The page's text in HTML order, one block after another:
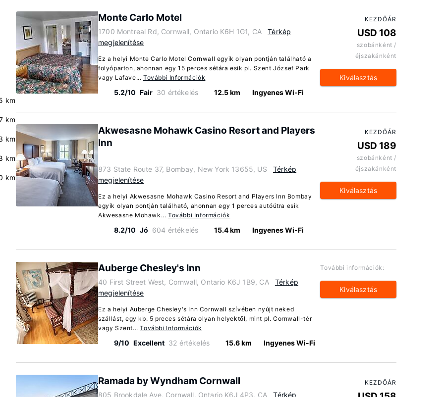
km
km
km
km
km
Monte Carlo Motel
1700 Montreal Rd, Cornwall, Ontario K6H 1G1, CA
Térkép
megjelenítése
Ez a helyi Monte Carlo Motel Cornwall egyik olyan pontján található a
folyóparton, ahonnan egy 15 perces sétára esik pl. Szent József Park
vagy Lafave... További Információk
5.2/10 Fair 30 értékelés 12.5 km Ingyenes Wi-Fi
KEZDŐÁR
USD 108
szobánként /
éjszakánként
Kiválasztás
Akwesasne Mohawk Casino Resort and Players
Inn
873 State Route 37, Bombay, New York 13655, US
Térkép
megjelenítése
Ez a helyi Akwesasne Mohawk Casino Resort and Players Inn Bombay
egyik olyan pontján található, ahonnan egy 1 perces autóútra esik
Akwesasne Mohawk... További Információk
8.2/10 Jó 604 értékelés 15.4 km Ingyenes Wi-Fi
KEZDŐÁR
USD 189
szobánként /
éjszakánként
Kiválasztás
Auberge Chesley's Inn
40 First Street West, Cornwall, Ontario K6J 1B9, CA
Térkép
megjelenítése
Ez a helyi Auberge Chesley's Inn Cornwall szívében nyújt neked
szállást, egy kb. 5 preces sétára olyan helyektől, mint pl. Cornwall-tér
vagy Szent...További Információk
9/10 Excellent 32 értékelés 15.6 km Ingyenes Wi-Fi
További információk:
Kiválasztás
Ramada by Wyndham Cornwall
805 Brookdale Ave, Cornwall, Ontario K6J 4P3, CA
Térkép
KEZDŐÁR